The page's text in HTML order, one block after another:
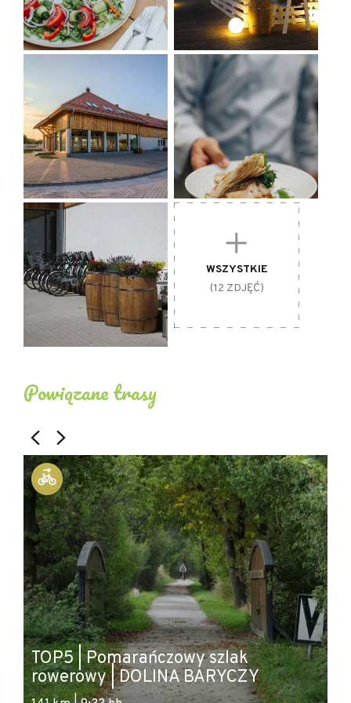
WSZYSTKIE
(12 ZDJĘĆ)
Powiązane trasy
TOP5 | Pomarańczowy szlak
rowerowy | DOLINA BARYCZY